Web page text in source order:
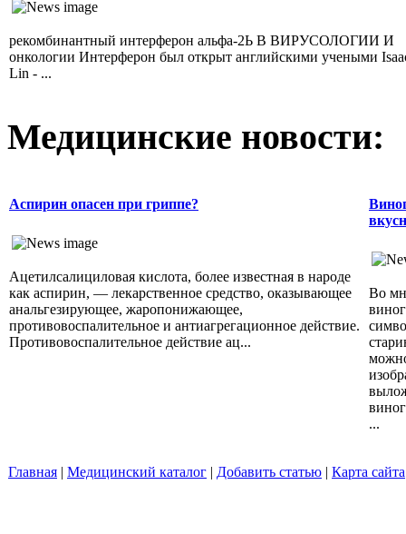
рекомбинантный интерферон альфа-2Ь В ВИРУСОЛОГИИ И
онкологии Интерферон был открыт английскими учеными
Lin - ...
Медицинские новости:
Аспирин опасен при гриппе?
Ацетилсалициловая кислота, более известная в народе
как аспирин, — лекарственное средство, оказывающее
анальгезирующее, жаропонижающее,
противовоспалительное и антиагрегационное действие.
Противовоспалительное действие ац...
Во
...
Главная | Медицинский каталог | Добавить статью | Карта сайта